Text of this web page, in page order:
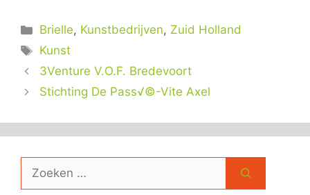
Categorieën
Brielle, Kunstbedrijven, Zuid Holland
Tags
Kunst
3Venture V.O.F. Bredevoort
Stichting De Pass√©-Vite Axel
Zoek